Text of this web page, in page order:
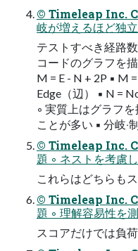
© Timeleap Inc.
岐が増えるほど独
テストすべき経路
コードのグラフを
M = E - N + 2P ▪ M
Edge（辺） ▪ N =
◦ 実質上はグラフ
ことが多い ▪ 分岐
© Timeleap Inc.
題 ◦ ネストを考慮
これらはどちらも
© Timeleap Inc.
題 ◦ 理解容易性を
スコアだけでは負